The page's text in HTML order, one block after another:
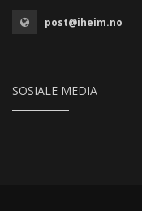
post@iheim.no
SOSIALE MEDIA